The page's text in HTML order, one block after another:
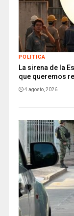
POLITICA
La sirena de la
que queremos
4 agosto, 2026